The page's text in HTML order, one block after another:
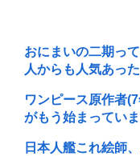
おにまいの二期っ
人からも人気あっ
ワンピース原作者
がもう始まっていま
日本人艦これ絵師